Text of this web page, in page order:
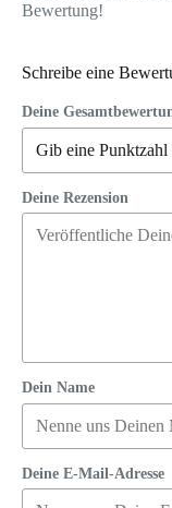
Bewertung!
Schreibe eine
Deine
Deine Rezension
Dein Name
Deine E-Mail-Adresse